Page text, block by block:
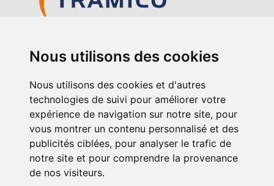
Nous utilisons des cookies
Nous utilisons des cookies et d'autres
technologies de suivi pour améliorer votre
expérience de navigation sur notre site, pour
vous montrer un contenu personnalisé et des
publicités ciblées, pour analyser le trafic de
notre site et pour comprendre la provenance
de nos visiteurs.
12-14 avenue de l’Europe
+33 (0)2 35 90 91 92